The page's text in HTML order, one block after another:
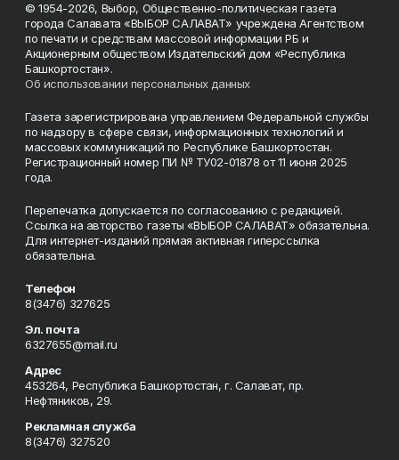
© 1954-2026, Выбор, Общественно-политическая газета
города Салавата «ВЫБОР САЛАВАТ» учреждена Агентством
по печати и средствам массовой информации РБ и
Акционерным обществом Издательский дом «Республика
Башкортостан».
Об использовании персональных данных
Газета зарегистрирована управлением Федеральной службы
по надзору в сфере связи, информационных технологий и
массовых коммуникаций по Республике Башкортостан.
Регистрационный номер ПИ № ТУ02-01878 от 11 июня 2025
года.
Перепечатка допускается по согласованию с редакцией.
Ссылка на авторство газеты «ВЫБОР САЛАВАТ» обязательна.
Для интернет-изданий прямая активная гиперссылка
обязательна.
Телефон
8(3476) 327625
Эл. почта
6327655@mail.ru
Адрес
453264, Республика Башкортостан, г. Салават, пр.
Нефтяников, 29.
Рекламная служба
8(3476) 327520